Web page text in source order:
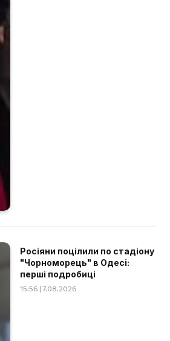
Росіяни поцілили по стадіону
"Чорноморець" в Одесі:
перші подробиці
15:56 | 7.08.2026